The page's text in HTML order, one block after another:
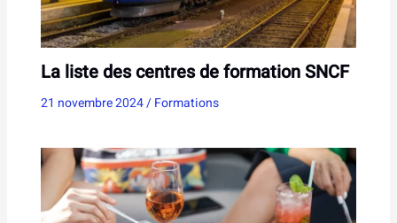
La liste des centres de formation SNCF
21 novembre 2024/Formations